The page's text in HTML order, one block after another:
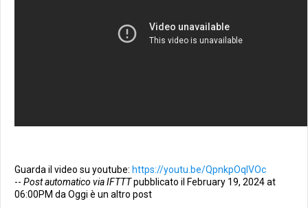
Guarda il video su youtube: https://youtu.be/QpnkpOqIVOc
-- Post automatico via IFTTTpubblicato il February 19, 2024 at
06:00PM da Oggi è un altro post